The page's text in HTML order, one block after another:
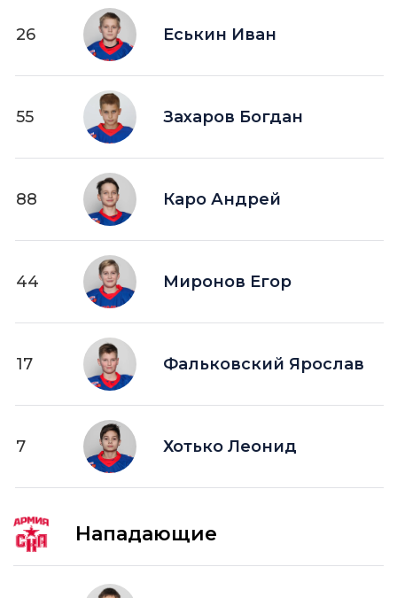
26 Еськин Иван
55 Захаров Богдан
88 Каро Андрей
44 Миронов Егор
17 Фальковский Ярослав
7 Хотько Леонид
Нападающие